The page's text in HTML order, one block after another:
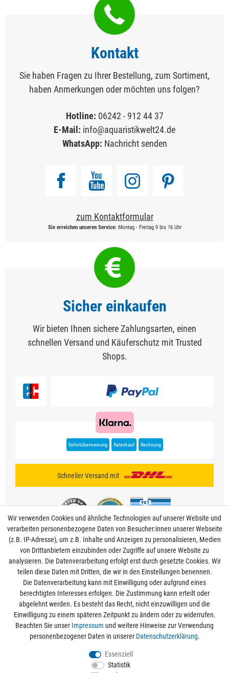
Kontakt
Sie haben Fragen zu Ihrer Bestellung, zum Sortiment,
haben Anmerkungen oder möchten uns folgen?
Hotline: 06242 - 912 44 37
E-Mail: info@aquaristikwelt24.de
WhatsApp: Nachricht senden
zum Kontaktformular
Sie erreichen unseren Service:Montag - Freitag 9 bis 16 Uhr
Sicher einkaufen
Wir bieten Ihnen sichere Zahlungsarten, einen
schnellen Versand und Käuferschutz mit Trusted
Shops.
Sofortüberweisung Ratenkauf Rechnung
Schneller Versand mit
Mein Konto
Informationen
Rechtliche Angaben
Alle Preise sind inkl. der gesetzlichen Mehrwertsteuer und zzgl.
Wir verwenden Cookies und ähnliche Technologien auf unserer Website und
verarbeiten personenbezogene Daten von Besucher:innen unserer Webseite
(z.B. IP-Adresse), um z.B. Inhalte und Anzeigen zu personalisieren, Medien
von Drittanbietern einzubinden oder Zugriffe auf unsere Website zu
analysieren. Die Datenverarbeitung erfolgt erst durch gesetzte Cookies. Wir
teilen diese Daten mit Dritten, die wir in den Einstellungen benennen.
Die Datenverarbeitung kann mit Einwilligung oder aufgrund eines
berechtigten Interesses erfolgen. Die Zustimmung kann erteilt oder
abgelehnt werden. Es besteht das Recht, nicht einzuwilligen und die
Einwilligung zu einem späteren Zeitpunkt zu ändern oder zu widerrufen.
Beachten Sie unser Impressum und weitere Hinweise zur Verwendung
personenbezogener Daten in unserer Daten­schutz­erklärung.
Essenziell
Statistik